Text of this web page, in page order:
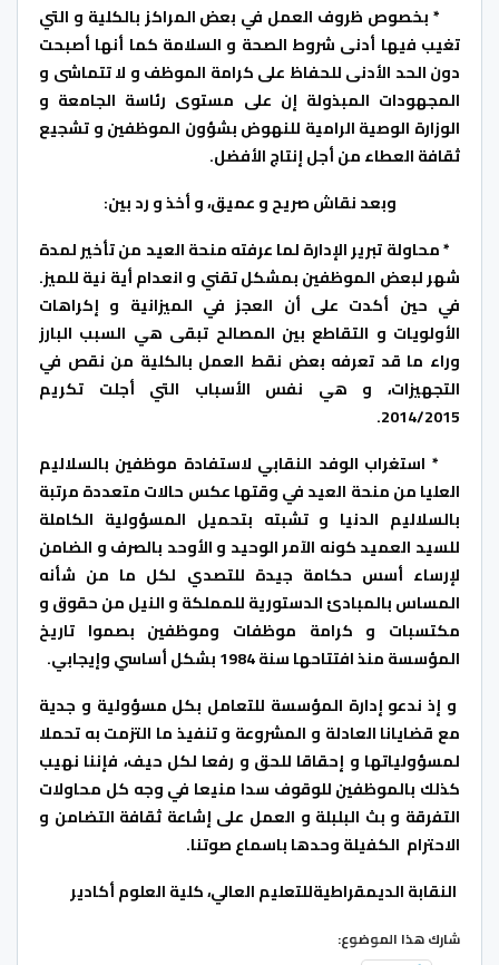
* بخصوص ظروف العمل في بعض المراكز بالكلية و التي
تغيب فيها أدنى شروط الصحة و السلامة كما أنها أصبحت
دون الحد الأدنى للحفاظ على كرامة الموظف و لا تتماشى و
المجهودات المبذولة إن على مستوى رئاسة الجامعة و
الوزارة الوصية الرامية للنهوض بشؤون الموظفين و تشجيع
ثقافة العطاء من أجل إنتاج الأفضل.
وبعد نقاش صريح و عميق، و أخذ و رد بين:
* محاولة تبرير الإدارة لما عرفته منحة العيد من تأخير لمدة
شهر لبعض الموظفين بمشكل تقني و انعدام أية نية للميز.
في حين أكدت على أن العجز في الميزانية و إكراهات
الأولويات و التقاطع بين المصالح تبقى هي السبب البارز
وراء ما قد تعرفه بعض نقط العمل بالكلية من نقص في
التجهيزات، و هي نفس الأسباب التي أجلت تكريم
2014/2015.
* استغراب الوفد النقابي لاستفادة موظفين بالسلاليم
العليا من منحة العيد في وقتها عكس حالات متعددة مرتبة
بالسلاليم الدنيا و تشبته بتحميل المسؤولية الكاملة
للسيد العميد كونه الآمر الوحيد و الأوحد بالصرف و الضامن
لإرساء أسس حكامة جيدة للتصدي لكل ما من شأنه
المساس بالمبادئ الدستورية للمملكة و النيل من حقوق و
مكتسبات و كرامة موظفات وموظفين بصموا تاريخ
المؤسسة منذ افتتاحها سنة 1984 بشكل أساسي وإيجابي.
و إذ ندعو إدارة المؤسسة للتعامل بكل مسؤولية و جدية
مع قضايانا العادلة و المشروعة و تنفيذ ما التزمت به تحملا
لمسؤولياتها و إحقاقا للحق و رفعا لكل حيف، فإننا نهيب
كذلك بالموظفين للوقوف سدا منيعا في وجه كل محاولات
التفرقة و بث البلبلة و العمل على إشاعة ثقافة التضامن و
الاحترام الكفيلة وحدها باسماع صوتنا.
النقابة الديمقراطيةللتعليم العالي،كلية العلومأكادير
شارك هذا الموضوع: